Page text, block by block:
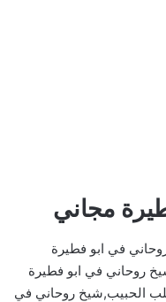
مجاني
في ابو فطيرة
روحاني في ابو فطيرة
الحبيب,شيخ روحاني في